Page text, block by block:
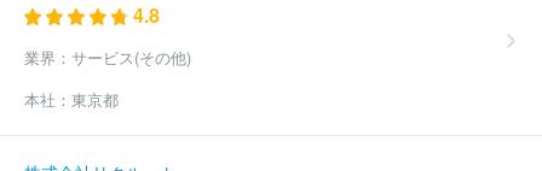
4.8
業界： サービス(その他)
本社： 東京都